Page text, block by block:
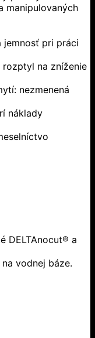
manipulovaných
jemnosť pri práci
na zníženie
nezmenená
náklady
DELTAnocut® a
vodnej báze.